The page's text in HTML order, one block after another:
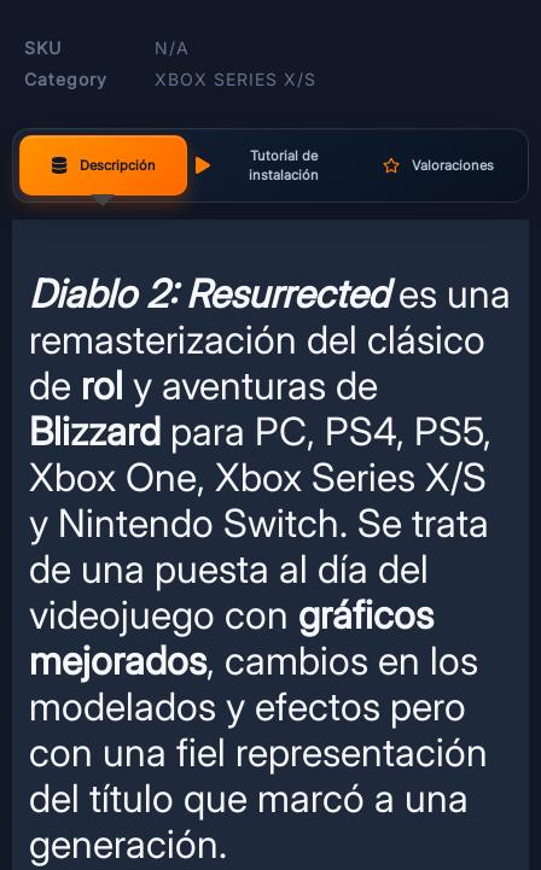
SKU
N/A
Category
XBOX SERIES X/S
Descripción
Tutorial de
instalación
Valoraciones
Diablo 2: Resurrectedes una
remasterización del clásico
de rol y aventuras de
Blizzard para PC, PS4, PS5,
Xbox One, Xbox Series X/S
y Nintendo Switch. Se trata
de una puesta al día del
videojuego con gráficos
mejorados, cambios en los
modelados y efectos pero
con una fiel representación
del título que marcó a una
generación.